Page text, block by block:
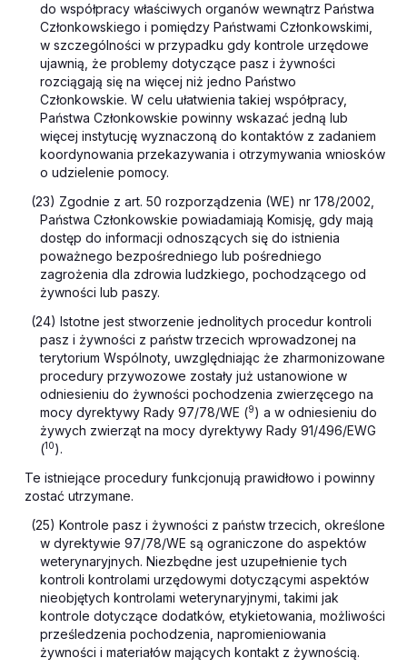
do współpracy właściwych organów wewnątrz Państwa
Członkowskiego i pomiędzy Państwami Członkowskimi,
w szczególności w przypadku gdy kontrole urzędowe
ujawnią, że problemy dotyczące pasz i żywności
rozciągają się na więcej niż jedno Państwo
Członkowskie. W celu ułatwienia takiej współpracy,
Państwa Członkowskie powinny wskazać jedną lub
więcej instytucję wyznaczoną do kontaktów z zadaniem
koordynowania przekazywania i otrzymywania wniosków
o udzielenie pomocy.
(23) Zgodnie z art. 50 rozporządzenia (WE) nr 178/2002,
Państwa Członkowskie powiadamiają Komisję, gdy mają
dostęp do informacji odnoszących się do istnienia
poważnego bezpośredniego lub pośredniego
zagrożenia dla zdrowia ludzkiego, pochodzącego od
żywności lub paszy.
(24) Istotne jest stworzenie jednolitych procedur kontroli
pasz i żywności z państw trzecich wprowadzonej na
terytorium Wspólnoty, uwzględniając że zharmonizowane
procedury przywozowe zostały już ustanowione w
odniesieniu do żywności pochodzenia zwierzęcego na
mocy dyrektywy Rady 97/78/WE (9) a w odniesieniu do
żywych zwierząt na mocy dyrektywy Rady 91/496/EWG
(10).
Te istniejące procedury funkcjonują prawidłowo i powinny
zostać utrzymane.
(25) Kontrole pasz i żywności z państw trzecich, określone
w dyrektywie 97/78/WE są ograniczone do aspektów
weterynaryjnych. Niezbędne jest uzupełnienie tych
kontroli kontrolami urzędowymi dotyczącymi aspektów
nieobjętych kontrolami weterynaryjnymi, takimi jak
kontrole dotyczące dodatków, etykietowania, możliwości
prześledzenia pochodzenia, napromieniowania
żywności i materiałów mających kontakt z żywnością.